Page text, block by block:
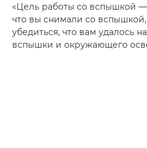
«Цель работы со вспышкой —
что вы снимали со
убедиться, что вам удалось
вспышки и окружающего